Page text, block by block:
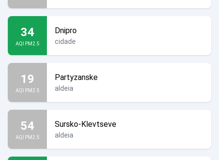
34
AQI PM2.5
Dnipro
cidade
19
AQI PM2.5
Partyzanske
aldeia
54
AQI PM2.5
Sursko-Klevtseve
aldeia